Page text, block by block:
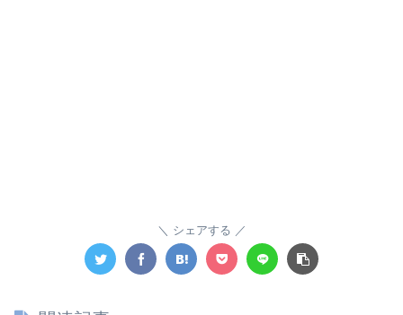
シェアする